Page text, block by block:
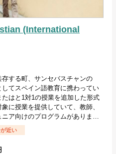
(International
する町、サンセバスチャンの
してスペイン語教育に携わってい
はと1対1の授業を追加した形式
に授業を提供していて、教師、
ア向けのプログラムがありま…
近い